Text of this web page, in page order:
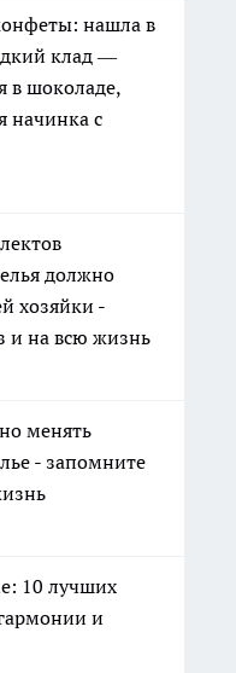
нашла в
клад —
в шоколаде,
начинка с
должно
хозяйки -
и на всю жизнь
менять
- запомните
10 лучших
и